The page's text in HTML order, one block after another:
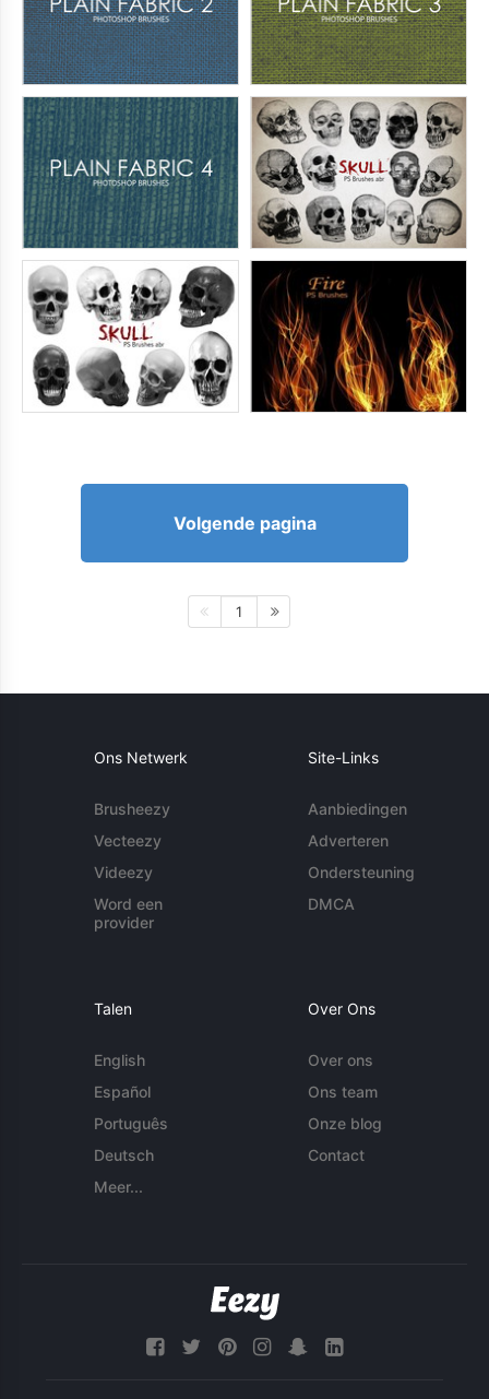
Volgende pagina
1
Ons Netwerk
Brusheezy
Vecteezy
Videezy
Word een
provider
Site-Links
Aanbiedingen
Adverteren
Ondersteuning
DMCA
Talen
English
Español
Português
Deutsch
Meer...
Over Ons
Over ons
Ons team
Onze blog
Contact